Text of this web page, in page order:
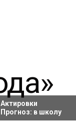
Актировки
Прогноз: в школу